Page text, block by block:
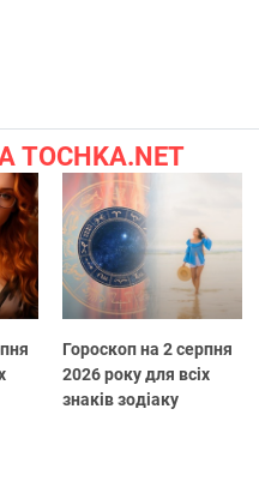
TOCHKA.NET
Гороскоп на 2 серпня
2026 року для всіх
знаків зодіаку